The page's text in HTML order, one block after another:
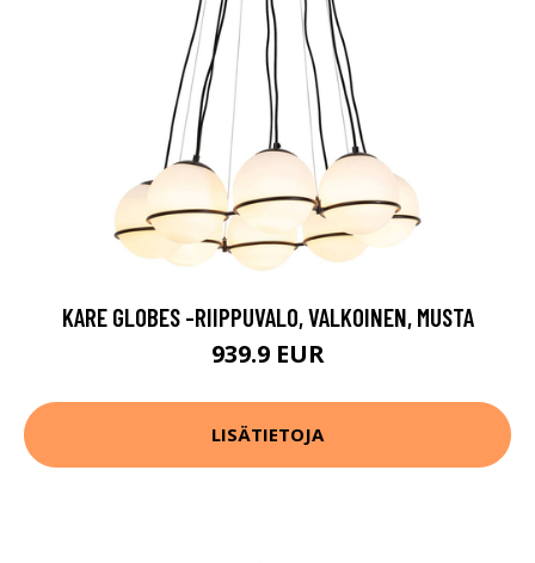
KARE GLOBES -RIIPPUVALO, VALKOINEN, MUSTA
939.9 EUR
LISÄTIETOJA